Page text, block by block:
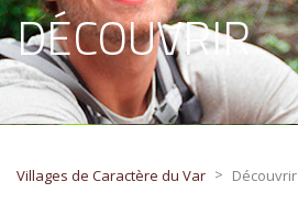
DÉCOUVRIR
Villages de Caractère du Var > Découvrir